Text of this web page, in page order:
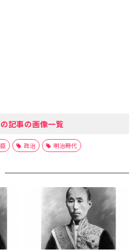
記事の画像一覧
政治 明治時代